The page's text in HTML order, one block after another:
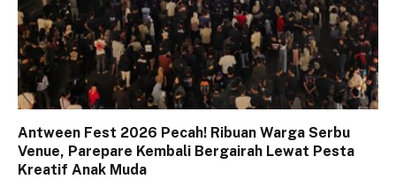
Antween Fest 2026 Pecah! Ribuan Warga Serbu
Venue, Parepare Kembali Bergairah Lewat Pesta
Kreatif Anak Muda